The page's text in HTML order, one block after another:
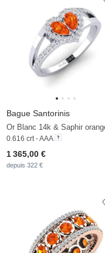
Bague Santorinis
0.616 crt - AAA
1 365,00 €
depuis 322 €